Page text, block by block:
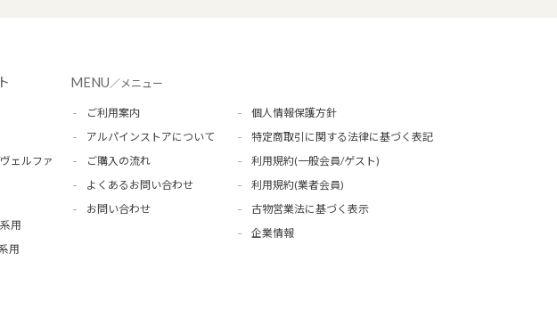
ェルファ
用
用
MENU／メニュー
ご利用案内
アルパインストアについて
ご購入の流れ
よくあるお問い合わせ
お問い合わせ
個人情報保護方針
特定商取引に関する法律に基づく表記
利用規約(一般会員/ゲスト)
利用規約(業者会員)
古物営業法に基づく表示
企業情報